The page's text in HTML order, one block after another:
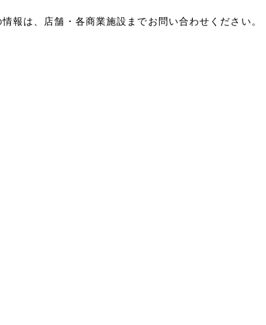
報は、店舗・各商業施設までお問い合わせください。